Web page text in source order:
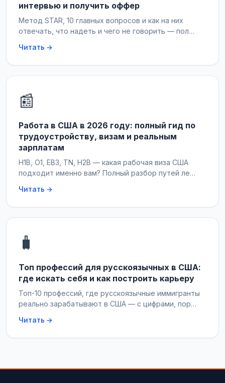
интервью и получить оффер
Метод STAR, 10 главных вопросов и как на них
отвечать, что надеть и чего не говорить — пол…
Читать →
📰
Работа в США в 2026 году: полный гид по
трудоустройству, визам и реальным
зарплатам
H1B, O1, EB3, TN, H2B — какая рабочая виза США
подходит именно вам? Полный разбор путей ле…
Читать →
🧳
Топ профессий для русскоязычных в США:
где искать себя и как построить карьеру
Топ-10 профессий, где русскоязычные иммигранты
реально зарабатывают в США — с цифрами, пор…
Читать →